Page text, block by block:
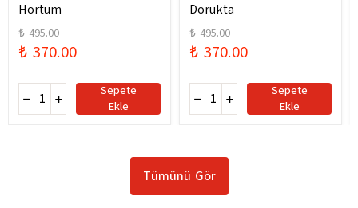
Hortum
₺ 495.00
₺ 370.00
Sepete
Ekle
Dorukta
₺ 495.00
₺ 370.00
Sepete
Ekle
Tümünü Gör